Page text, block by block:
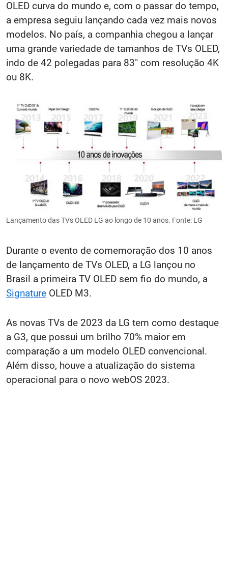
OLED curva do mundo e, com o passar do tempo,
a empresa seguiu lançando cada vez mais novos
modelos. No país, a companhia chegou a lançar
uma grande variedade de tamanhos de TVs OLED,
indo de 42 polegadas para 83" com resolução 4K
ou 8K.
Lançamento das TVs OLED LG ao longo de 10 anos. Fonte: LG
Durante o evento de comemoração dos 10 anos
de lançamento de TVs OLED, a LG lançou no
Brasil a primeira TV OLED sem fio do mundo, a
Signature OLED M3.
As novas TVs de 2023 da LG tem como destaque
a G3, que possui um brilho 70% maior em
comparação a um modelo OLED convencional.
Além disso, houve a atualização do sistema
operacional para o novo webOS 2023.